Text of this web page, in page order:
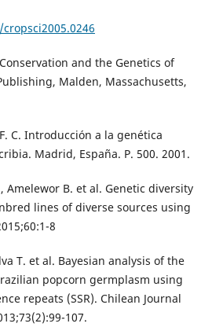
and the Genetics of
Malden, Massachusetts,
C. Introducción a la genética
Madrid, España. P. 500. 2001.
Amelewor B. et al. Genetic diversity
lines of diverse sources using
8
T. et al. Bayesian analysis of the
popcorn germplasm using
repeats (SSR). Chilean Journal
107.